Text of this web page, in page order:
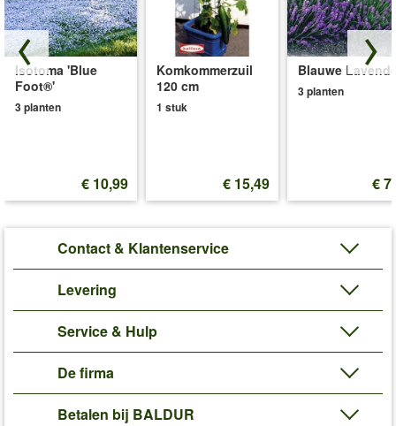
Isotoma 'Blue
Foot®'
3 planten
€ 10,99
Komkommerzuil
120 cm
1 stuk
€ 15,49
Blauwe
3 planten
€
Contact & Klantenservice
Levering
Service & Hulp
De firma
Betalen bij BALDUR